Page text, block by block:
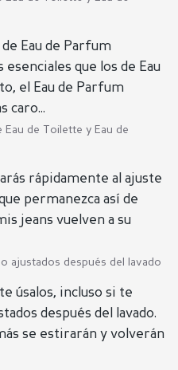
Eau de Parfum
que los de Eau
el Eau de Parfum
caro...
Eau de Toilette y Eau de
rápidamente al ajuste
permanezca así de
jeans vuelven a su
ajustados después del lavado
úsalos, incluso si te
después del lavado.
se estirarán y volverán